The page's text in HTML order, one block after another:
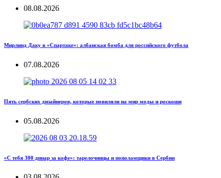
08.08.2026
Мирлинд Даку в «Спартаке»: албанская бомба для российского футбола
07.08.2026
Пять сербских дизайнеров, которые повиляли на мир моды и роскоши
05.08.2026
«С тебя 300 динар за кофе»: тарелочницы и пополамщики в Сербии